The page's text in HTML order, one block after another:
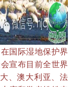
国际湿地保护界
宣布目前全世界
、澳大利亚、法